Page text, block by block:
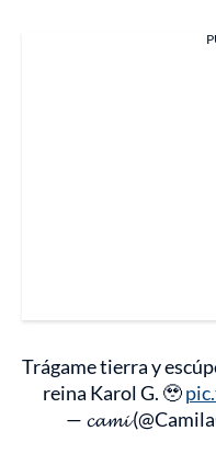
Trágame tierra y
reina Karol G. 🥹
— 𝓬𝓪𝓶𝓲